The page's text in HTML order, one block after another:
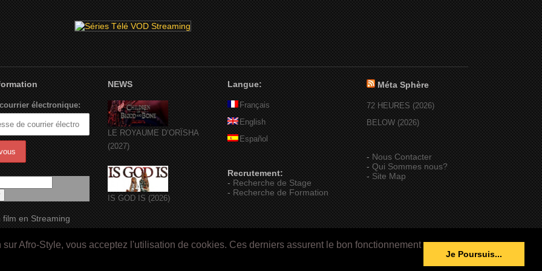
Afro-Style, vous acceptez l'utilisation de cookies. Ces derniers assurent le bon fonctionnement
Je Poursuis...
électronique:
film en Streaming
NEWS
LE ROYAUME D’ORÏSHA
(2027)
IS GOD IS (2026)
Langue:
Français
English
Español
Recrutement:
-Recherche de Stage
-Recherche de Formation
Méta Sphère
72 HEURES (2026)
BELOW (2026)
-Nous Contacter
-Qui Sommes nous?
-Site Map
Cat-Line.fr